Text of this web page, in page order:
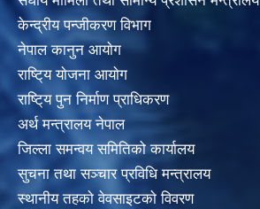
केन्द्रीय पन्जीकरण विभाग
नेपाल कानुन आयाेग
राष्टि्य याेजना आयाेग
राष्टि्य पुन निर्माण प्राधिकरण
अर्थ मन्त्रालय नेपाल
जिल्ला समन्वय समितिको कार्यालय
सुचना तथा सञ्चार प्रविधि मन्त्रालय
स्थानीय तहकाे वेवसाइटकाे विवरण